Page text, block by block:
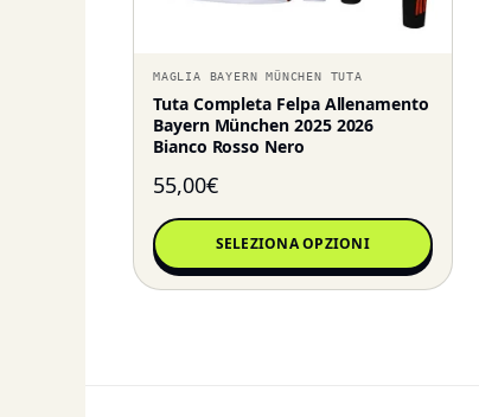
MAGLIA BAYERN MÜNCHEN TUTA
Tuta Completa Felpa Allenamento
Bayern München 2025 2026
Bianco Rosso Nero
55,00€
SELEZIONA OPZIONI